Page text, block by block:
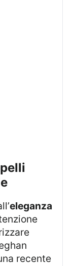
eleganza
recente